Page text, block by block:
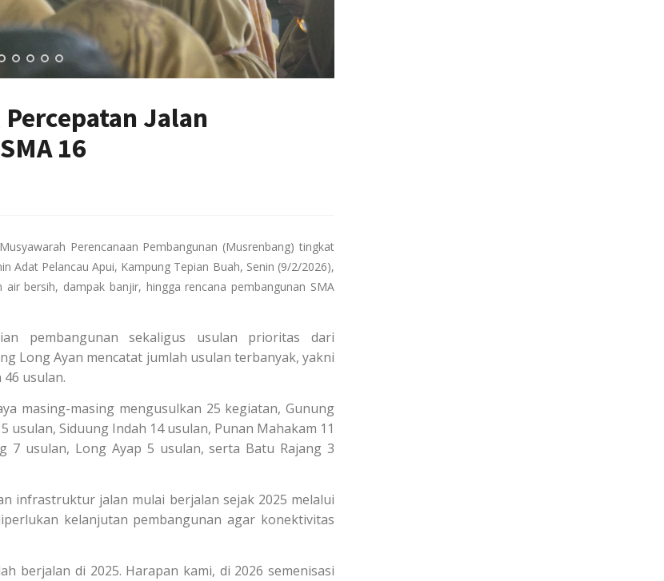
Jalan
16
Perencanaan Pembangunan (Musrenbang) tingkat
Adat Pelancau Apui, Kampung Tepian Buah, Senin (9/2/2026),
bersih, dampak banjir, hingga rencana pembangunan SMA
pembangunan sekaligus usulan prioritas dari
Long Ayan mencatat jumlah usulan terbanyak, yakni
usulan.
masing-masing mengusulkan 25 kegiatan, Gunung
usulan, Siduung Indah 14 usulan, Punan Mahakam 11
7 usulan, Long Ayap 5 usulan, serta Batu Rajang 3
infrastruktur jalan mulai berjalan sejak 2025 melalui
kelanjutan pembangunan agar konektivitas
berjalan di 2025. Harapan kami, di 2026 semenisasi